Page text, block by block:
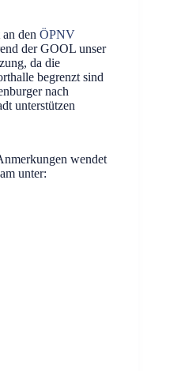
an denÖPNV
der GOOL unser
da die
begrenzt sind
nach
unterstützen
wendet
unter: